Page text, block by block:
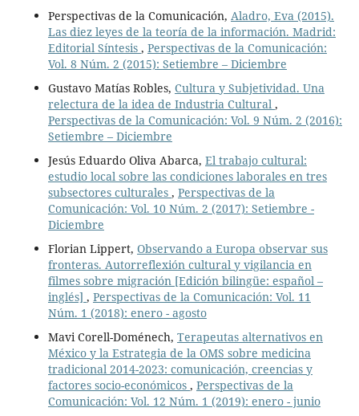
Perspectivas de la Comunicación, Aladro, Eva (2015).
Las diez leyes de la teoría de la información. Madrid:
Editorial Síntesis , Perspectivas de la Comunicación:
Vol. 8 Núm. 2 (2015): Setiembre – Diciembre
Gustavo Matías Robles, Cultura y Subjetividad. Una
relectura de la idea de Industria Cultural ,
Perspectivas de la Comunicación: Vol. 9 Núm. 2 (2016):
Setiembre – Diciembre
Jesús Eduardo Oliva Abarca, El trabajo cultural:
estudio local sobre las condiciones laborales en tres
subsectores culturales , Perspectivas de la
Comunicación: Vol. 10 Núm. 2 (2017): Setiembre -
Diciembre
Florian Lippert, Observando a Europa observar sus
fronteras. Autorreflexión cultural y vigilancia en
filmes sobre migración [Edición bilingüe: español –
inglés] , Perspectivas de la Comunicación: Vol. 11
Núm. 1 (2018): enero - agosto
Mavi Corell-Doménech, Terapeutas alternativos en
México y la Estrategia de la OMS sobre medicina
tradicional 2014-2023: comunicación, creencias y
factores socio-económicos , Perspectivas de la
Comunicación: Vol. 12 Núm. 1 (2019): enero - junio